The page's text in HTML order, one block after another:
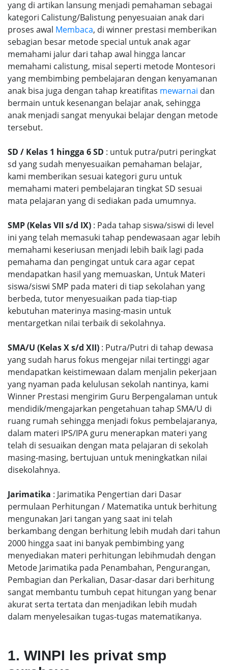
yang di artikan lansung menjadi pemahaman sebagai
kategori Calistung/Balistung penyesuaian anak dari
proses awal Membaca, di winner prestasi memberikan
sebagian besar metode special untuk anak agar
memahami jalur dari tahap awal hingga lancar
memahami calistung, misal seperti metode Montesori
yang membimbing pembelajaran dengan kenyamanan
anak bisa juga dengan tahap kreatifitas mewarnai dan
bermain untuk kesenangan belajar anak, sehingga
anak menjadi sangat menyukai belajar dengan metode
tersebut.
SD / Kelas 1 hingga 6 SD : untuk putra/putri peringkat
sd yang sudah menyesuaikan pemahaman belajar,
kami memberikan sesuai kategori guru untuk
memahami materi pembelajaran tingkat SD sesuai
mata pelajaran yang di sediakan pada umumnya.
SMP (Kelas VII s/d IX) : Pada tahap siswa/siswi di level
ini yang telah memasuki tahap pendewasaan agar lebih
memahami keseriusan menjadi lebih baik lagi pada
pemahama dan pengingat untuk cara agar cepat
mendapatkan hasil yang memuaskan, Untuk Materi
siswa/siswi SMP pada materi di tiap sekolahan yang
berbeda, tutor menyesuaikan pada tiap-tiap
kebutuhan materinya masing-masin untuk
mentargetkan nilai terbaik di sekolahnya.
SMA/U (Kelas X s/d XII) : Putra/Putri di tahap dewasa
yang sudah harus fokus mengejar nilai tertinggi agar
mendapatkan keistimewaan dalam menjalin pekerjaan
yang nyaman pada kelulusan sekolah nantinya, kami
Winner Prestasi mengirim Guru Berpengalaman untuk
mendidik/mengajarkan pengetahuan tahap SMA/U di
ruang rumah sehingga menjadi fokus pembelajaranya,
dalam materi IPS/IPA guru menerapkan materi yang
telah di sesuaikan dengan mata pelajaran di sekolah
masing-masing, bertujuan untuk meningkatkan nilai
disekolahnya.
Jarimatika : Jarimatika Pengertian dari Dasar
permulaan Perhitungan / Matematika untuk berhitung
mengunakan Jari tangan yang saat ini telah
berkambang dengan berhitung lebih mudah dari tahun
2000 hingga saat ini banyak pembimbing yang
menyediakan materi perhitungan lebihmudah dengan
Metode Jarimatika pada Penambahan, Pengurangan,
Pembagian dan Perkalian, Dasar-dasar dari berhitung
sangat membantu tumbuh cepat hitungan yang benar
akurat serta tertata dan menjadikan lebih mudah
dalam menyelesaikan tugas-tugas matematikanya.
1. WINPI les privat smp